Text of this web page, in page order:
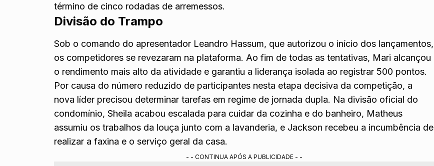
término de cinco rodadas de arremessos.
Divisão do Trampo
Sob o comando do apresentador Leandro Hassum, que autorizou o início dos lançamentos,
os competidores se revezaram na plataforma. Ao fim de todas as tentativas, Mari alcançou
o rendimento mais alto da atividade e garantiu a liderança isolada ao registrar 500 pontos.
Por causa do número reduzido de participantes nesta etapa decisiva da competição, a
nova líder precisou determinar tarefas em regime de jornada dupla. Na divisão oficial do
condomínio, Sheila acabou escalada para cuidar da cozinha e do banheiro, Matheus
assumiu os trabalhos da louça junto com a lavanderia, e Jackson recebeu a incumbência de
realizar a faxina e o serviço geral da casa.
- - CONTINUA APÓS A PUBLICIDADE - -